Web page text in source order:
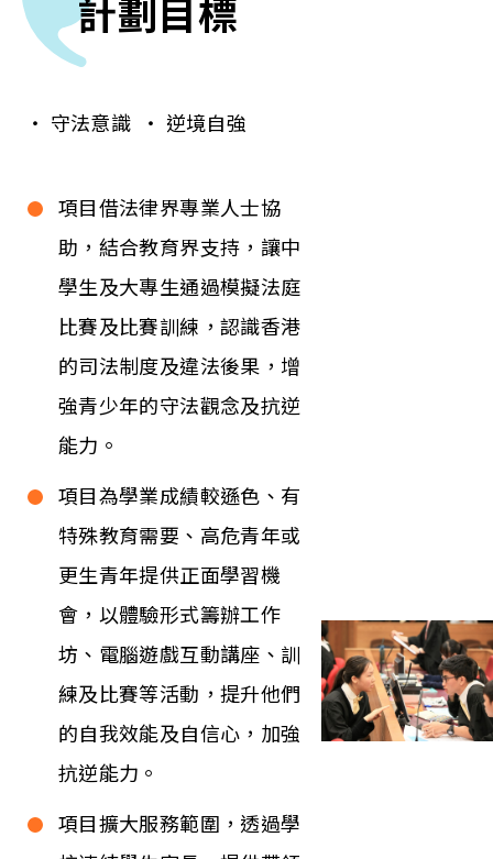
計劃目標
‧ 守法意識 ‧ 逆境自強
項目借法律界專業人士協
助，結合教育界支持，讓中
學生及大專生通過模擬法庭
比賽及比賽訓練，認識香港
的司法制度及違法後果，增
強青少年的守法觀念及抗逆
能力。
項目為學業成績較遜色、有
特殊教育需要、高危青年或
更生青年提供正面學習機
會，以體驗形式籌辦工作
坊、電腦遊戲互動講座、訓
練及比賽等活動，提升他們
的自我效能及自信心，加強
抗逆能力。
項目擴大服務範圍，透過學